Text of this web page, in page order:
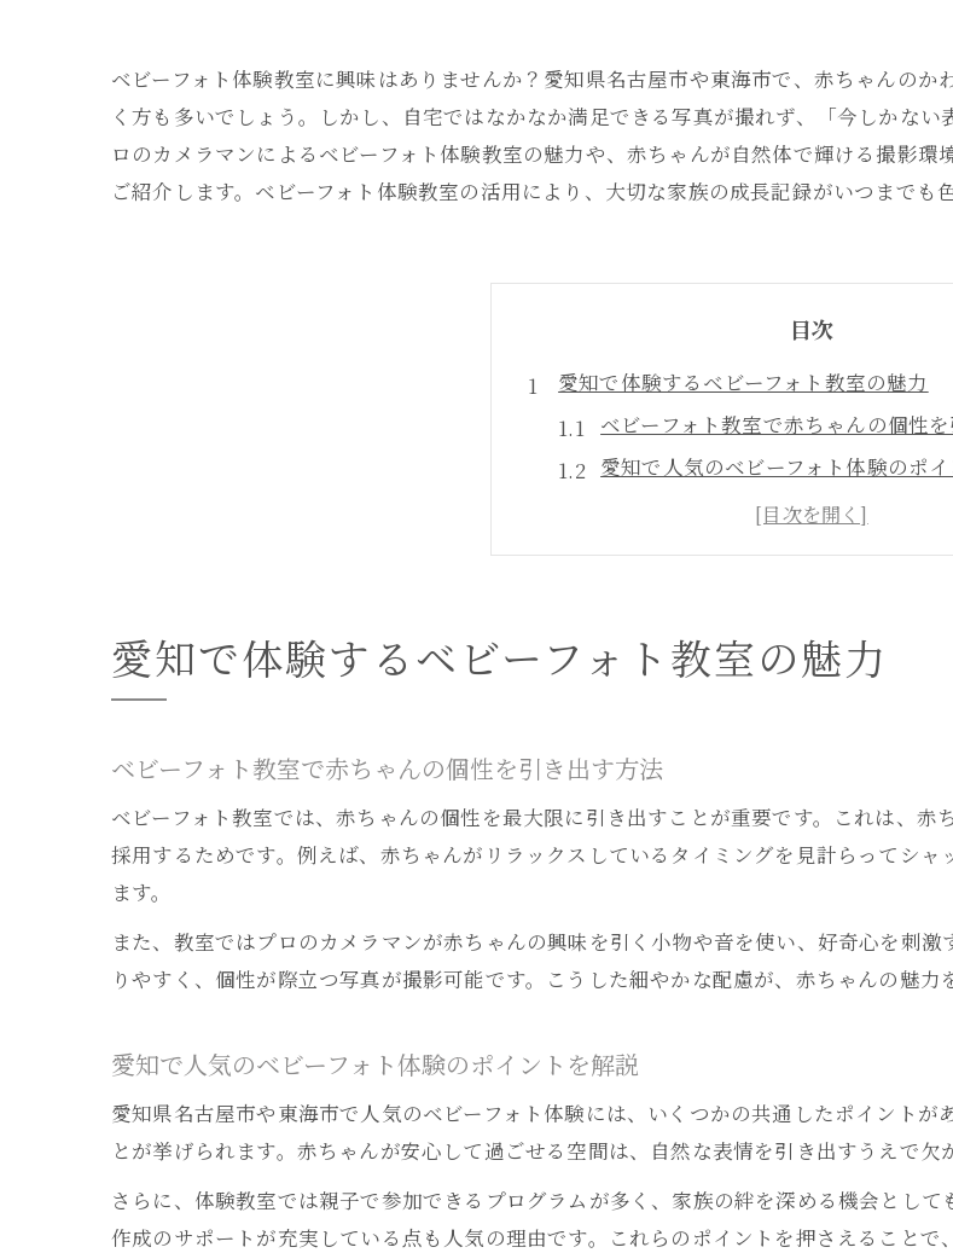
ベビーフォト体験教室に興味はありませんか？愛知県名古屋市や東海市で、赤ちゃんの
く方も多いでしょう。しかし、自宅ではなかなか満足できる写真が撮れず、「今しかな
ロのカメラマンによるベビーフォト体験教室の魅力や、赤ちゃんが自然体で輝ける撮影
ご紹介します。ベビーフォト体験教室の活用により、大切な家族の成長記録がいつまでも
目次
愛知で体験するベビーフォト教室の魅力
ベビーフォト教室で赤ちゃんの個性
愛知で人気のベビーフォト体験のポ
ベビーフォト体験が家族に与える特別
ベビーフォト教室の選び方と体験の
ベビーフォトを自然に撮影する秘訣を紹介
ベビーフォトで赤ちゃんの自然体を引
撮影会では体験できないベビーフォト
ベビーフォトで自然な笑顔を撮るコ
プロが教えるベビーフォトの自然な
ベビーフォトの無料撮影会で得られ
愛知で開催される無料撮影会の活用
赤ちゃんの成長記録に無料撮影会を活
撮影会のベビーフォトで満足するため
赤ちゃん撮影体験が特別になる理由とは
ベビーフォト体験が家族の絆を深め
赤ちゃん撮影が特別な思い出になる
愛知で体験するベビーフォト教室の魅力
ベビーフォト教室で赤ちゃんの個性を引き出す方法
ベビーフォト教室では、赤ちゃんの個性を最大限に引き出すことが重要です。これは、
採用するためです。例えば、赤ちゃんがリラックスしているタイミングを見計らってシ
ます。
また、教室ではプロのカメラマンが赤ちゃんの興味を引く小物や音を使い、好奇心を刺
りやすく、個性が際立つ写真が撮影可能です。こうした細やかな配慮が、赤ちゃんの魅力
愛知で人気のベビーフォト体験のポイントを解説
愛知県名古屋市や東海市で人気のベビーフォト体験には、いくつかの共通したポイント
とが挙げられます。赤ちゃんが安心して過ごせる空間は、自然な表情を引き出すうえで欠
さらに、体験教室では親子で参加できるプログラムが多く、家族の絆を深める機会とし
作成のサポートが充実している点も人気の理由です。これらのポイントを押さえることで